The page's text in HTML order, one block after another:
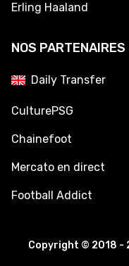
Erling Haaland
NOS PARTENAIRES
Daily Transfer
CulturePSG
Chainefoot
Mercato en direct
Football Addict
Copyright © 2018 -